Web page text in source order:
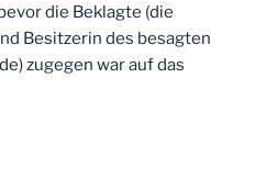
die Beklagte (die
Besitzerin des besagten
zugegen war auf das